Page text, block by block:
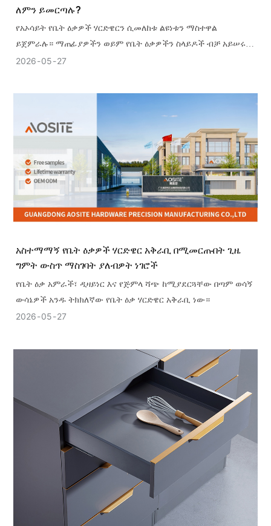
ለምን ይመርጣሉ?
የአኦሳይት የቤት ዕቃዎች ሃርድዌርን ሲመለከቱ ልዩነቱን ማስተዋል
ይጀምራሉ። ማጠፊያዎችን ወይም የቤት ዕቃዎችን ስላይዶች ብቻ አይሠሩም
- የቤት ዕቃዎችን አጠቃቀም ያስባሉ
2026 05 27
አስተማማኝ የቤት ዕቃዎች ሃርድዌር አቅራቢ በሚመርጡበት ጊዜ
ግምት ውስጥ ማስገባት ያለብዎት ነገሮች
የቤት ዕቃ አምራች፣ ዲዛይነር እና የጅምላ ሻጭ ከሚያደርጓቸው በጣም ወሳኝ
ውሳኔዎች አንዱ ትክክለኛው የቤት ዕቃ ሃርድዌር አቅራቢ ነው።
2026 05 27